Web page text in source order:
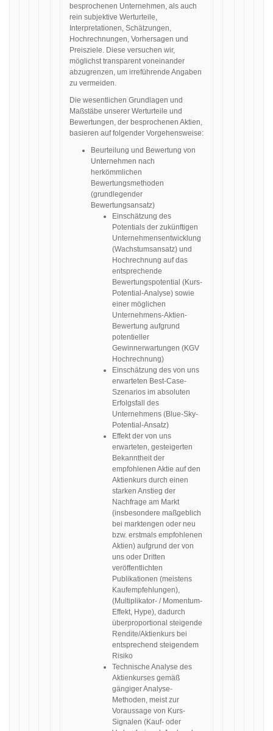
besprochenen Unternehmen, als auch
rein subjektive Werturteile,
Interpretationen, Schätzungen,
Hochrechnungen, Vorhersagen und
Preisziele. Diese versuchen wir,
möglichst transparent voneinander
abzugrenzen, um irreführende Angaben
zu vermeiden.
Die wesentlichen Grundlagen und
Maßstäbe unserer Werturteile und
Bewertungen, der besprochenen Aktien,
basieren auf folgender Vorgehensweise:
Beurteilung und Bewertung von
Unternehmen nach
herkömmlichen
Bewertungsmethoden
(grundlegender
Bewertungsansatz)
Einschätzung des
Potentials der zukünftigen
Unternehmensentwicklung
(Wachstumsansatz) und
Hochrechnung auf das
entsprechende
Bewertungspotential (Kurs-
Potential-Analyse) sowie
einer möglichen
Unternehmens-Aktien-
Bewertung aufgrund
potentieller
Gewinnerwartungen (KGV
Hochrechnung)
Einschätzung des von uns
erwarteten Best-Case-
Szenarios im absoluten
Erfolgsfall des
Unternehmens (Blue-Sky-
Potential-Ansatz)
Effekt der von uns
erwarteten, gesteigerten
Bekanntheit der
empfohlenen Aktie auf den
Aktienkurs durch einen
starken Anstieg der
Nachfrage am Markt
(insbesondere maßgeblich
bei marktengen oder neu
bzw. erstmals empfohlenen
Aktien) aufgrund der von
uns oder Dritten
veröffentlichten
Publikationen (meistens
Kaufempfehlungen),
(Multiplikator- / Momentum-
Effekt, Hype), dadurch
überproportional steigende
Rendite/Aktienkurs bei
entsprechend steigendem
Risiko
Technische Analyse des
Aktienkurses gemäß
gängiger Analyse-
Methoden, meist zur
Voraussage von Kurs-
Signalen (Kauf- oder